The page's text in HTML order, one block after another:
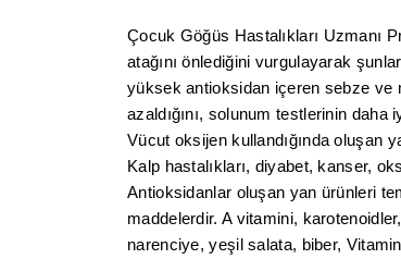
Çocuk Göğüs Hastalıkları Uzmanı
atağını önlediğini vurgulayarak
yüksek antioksidan içeren sebze ve
azaldığını, solunum testlerinin
Vücut oksijen kullandığında oluşan
Kalp hastalıkları, diyabet, kanser,
Antioksidanlar oluşan yan ürünleri
maddelerdir. A vitamini,
narenciye, yeşil salata, biber,